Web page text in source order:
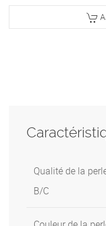
Qualité de la
B/C